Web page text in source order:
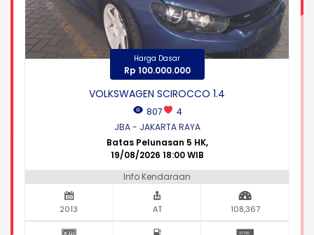
Harga Dasar
Rp 100.000.000
VOLKSWAGEN SCIROCCO 1.4
807
4
JBA - JAKARTA RAYA
Batas Pelunasan 5 HK,
19/08/2026 18:00 WIB
Info Kendaraan
2013 AT 108,367